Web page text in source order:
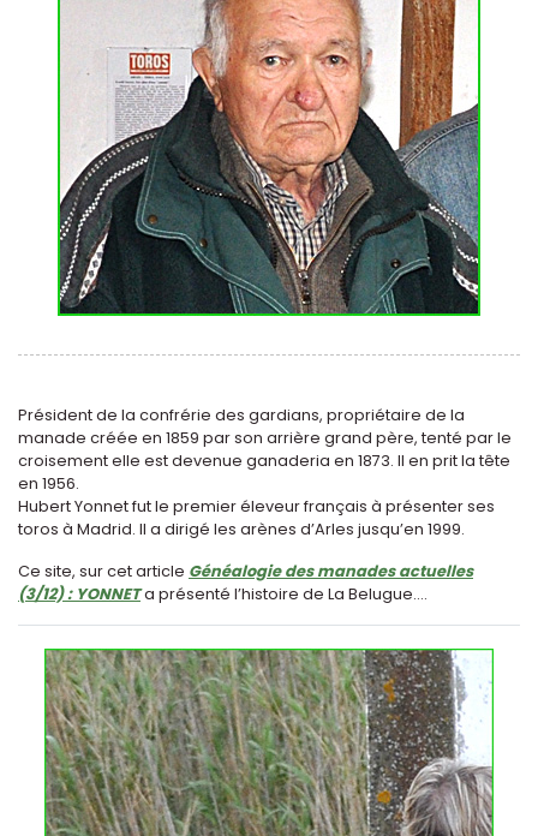
Président de la confrérie des gardians, propriétaire de la
manade créée en 1859 par son arrière grand père, tenté par le
croisement elle est devenue ganaderia en 1873. Il en prit la tête
en 1956.
Hubert Yonnet fut le premier éleveur français à présenter ses
toros à Madrid. Il a dirigé les arènes d’Arles jusqu’en 1999.
Ce site, sur cet article Généalogie des manades actuelles
(3/12) : YONNETa présenté l’histoire de La Belugue....